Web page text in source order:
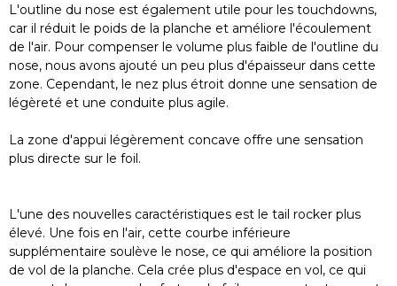
L'outline du nose est également utile pour les touchdowns,
car il réduit le poids de la planche et améliore l'écoulement
de l'air. Pour compenser le volume plus faible de l'outline du
nose, nous avons ajouté un peu plus d'épaisseur dans cette
zone. Cependant, le nez plus étroit donne une sensation de
légèreté et une conduite plus agile.
La zone d'appui légèrement concave offre une sensation
plus directe sur le foil.
L'une des nouvelles caractéristiques est le tail rocker plus
élevé. Une fois en l'air, cette courbe inférieure
supplémentaire soulève le nose, ce qui améliore la position
de vol de la planche. Cela crée plus d'espace en vol, ce qui